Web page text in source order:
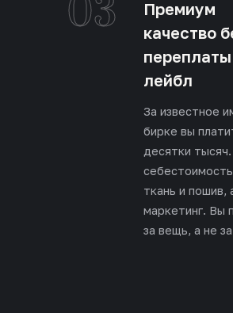
03
Премиум
качество
переплаты
лейбл
За известное
бирке вы
десятки
ткань и пошив,
маркетинг. Вы
за вещь, а не